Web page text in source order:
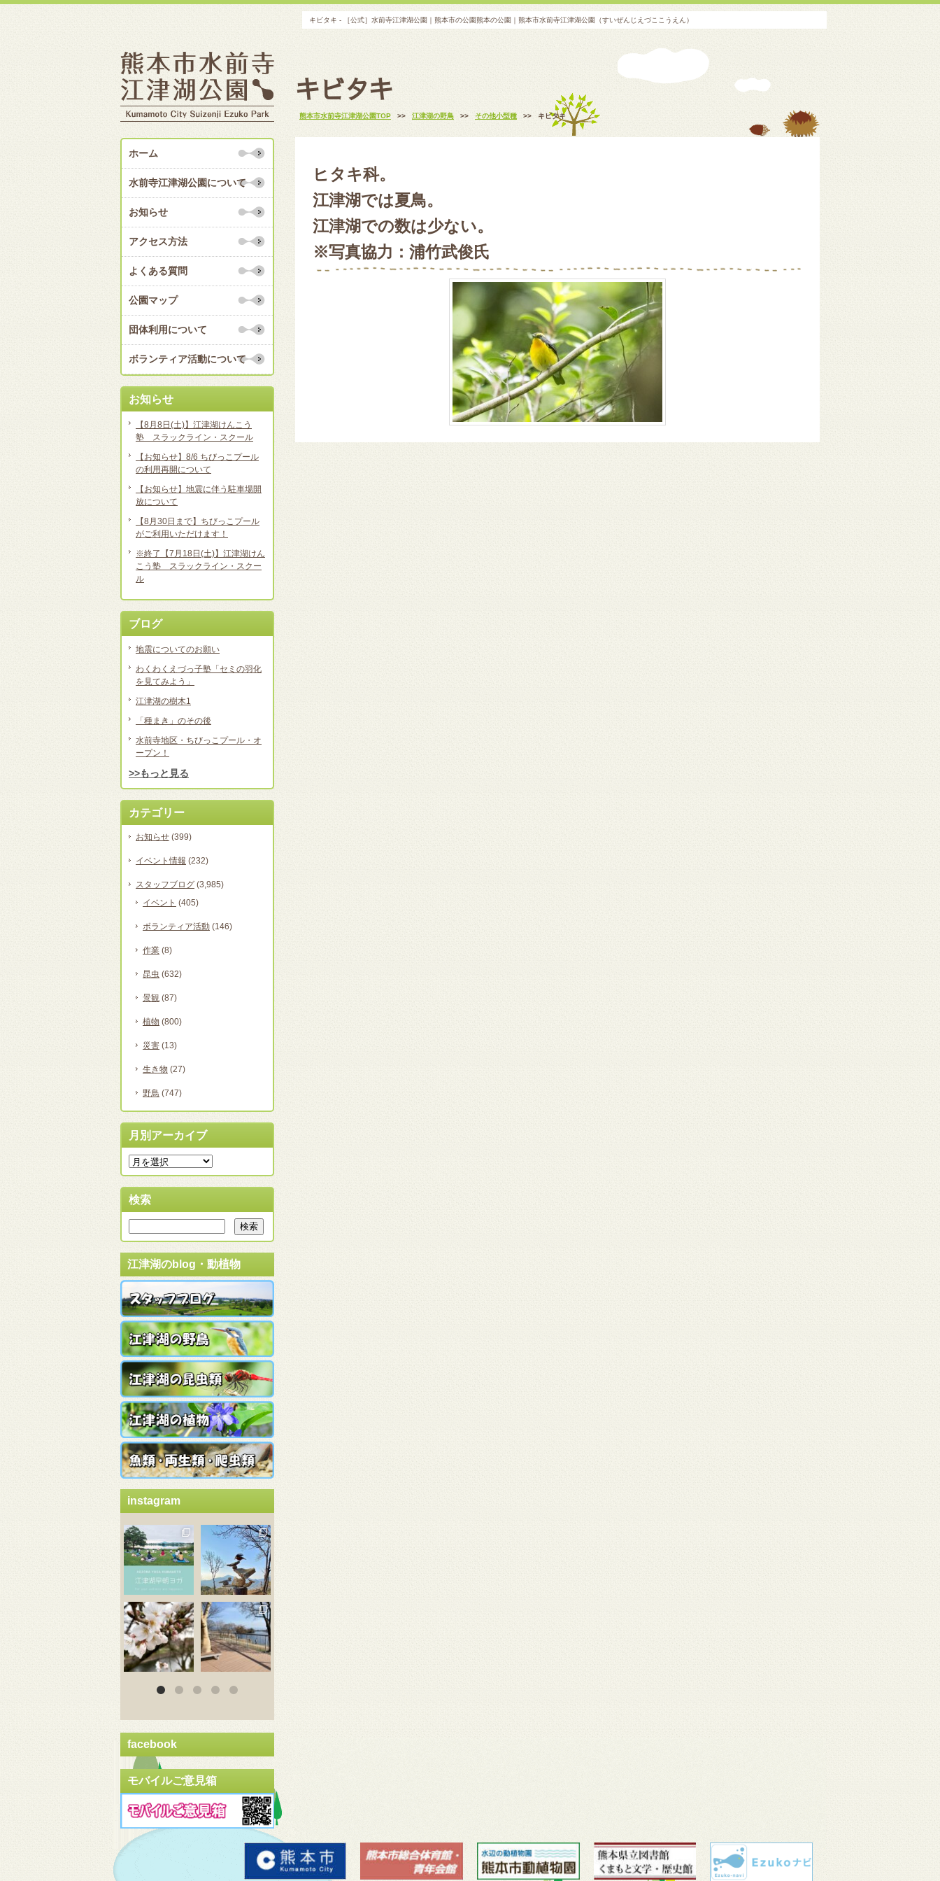
キビタキ - ［公式］水前寺江津湖公園｜熊本市の公園熊本の公園｜熊本市水前寺江津湖公園（すいぜんじえづここうえん）
キビタキ
熊本市水前寺江津湖公園TOP >> 江津湖の野鳥 >> その他小型種 >> キビタキ
ヒタキ科。
江津湖では夏鳥。
江津湖での数は少ない。
※写真協力：浦竹武俊氏
ホーム
水前寺江津湖公園について
お知らせ
アクセス方法
よくある質問
公園マップ
団体利用について
ボランティア活動について
お知らせ
【8月8日(土)】江津湖けんこう
塾 スラックライン・スクール
【お知らせ】8/6 ちびっこプール
の利用再開について
【お知らせ】地震に伴う駐車場開
放について
【8月30日まで】ちびっこプール
がご利用いただけます！
※終了【7月18日(土)】江津湖けん
こう塾 スラックライン・スクー
ル
ブログ
地震についてのお願い
わくわくえづっ子塾「セミの羽化
を見てみよう」
江津湖の樹木1
「種まき」のその後
水前寺地区・ちびっこプール・オ
ープン！
>>もっと見る
カテゴリー
お知らせ (399)
イベント情報 (232)
スタッフブログ (3,985)
イベント (405)
ボランティア活動 (146)
作業 (8)
昆虫 (632)
景観 (87)
植物 (800)
災害 (13)
生き物 (27)
野鳥 (747)
月別アーカイブ
検索
江津湖のblog・動植物
instagram
3月 20
3月 18
3月 18
facebook
モバイルご意見箱